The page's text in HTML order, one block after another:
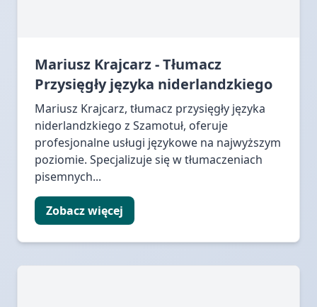
Mariusz Krajcarz - Tłumacz
Przysięgły języka niderlandzkiego
Mariusz Krajcarz, tłumacz przysięgły języka
niderlandzkiego z Szamotuł, oferuje
profesjonalne usługi językowe na najwyższym
poziomie. Specjalizuje się w tłumaczeniach
pisemnych...
Zobacz więcej